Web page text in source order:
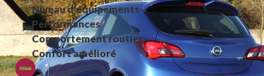
Niveau d'équipements
Performances
Comportement routier
Confort amélioré